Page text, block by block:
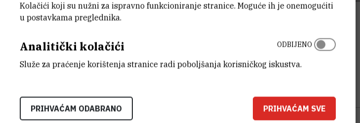
ENTEROLERT TEST
Kolačići koji su nužni za ispravno funkcioniranje stranice. Moguće ih je onemogućiti
u postavkama preglednika.
Analitički kolačići
Služe za praćenje korištenja stranice radi poboljšanja korisničkog iskustva.
ODBIJENO
PRIHVAĆAM ODABRANO PRIHVAĆAM SVE